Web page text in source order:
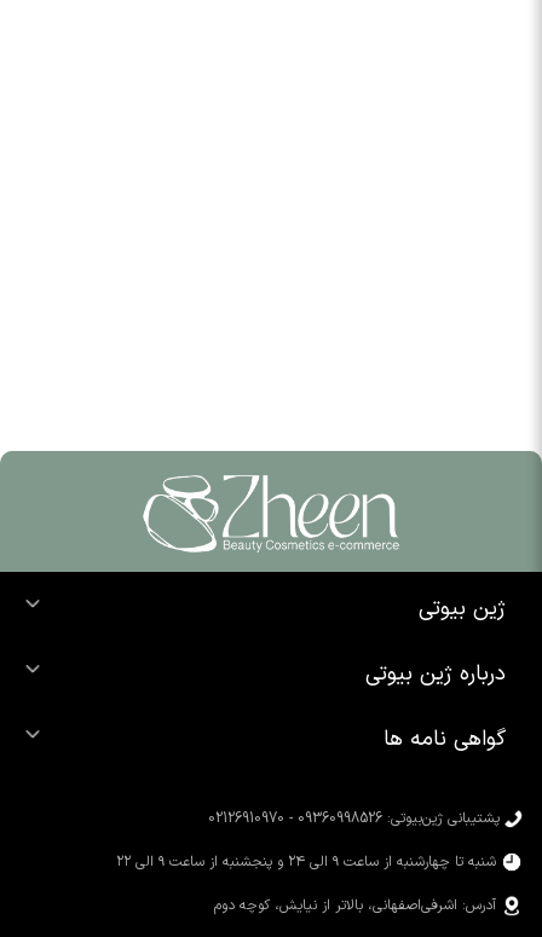
ژین بیوتی
خرید شوینده صورت
خرید رژ لب
درباره ژین بیوتی
تماس با ما
محصولات سیمپل
گواهی نامه ها
پشتیبانی ژین‌بیوتی: 09360998526 - 02126910970
شنبه تا چهارشنبه از ساعت ۹ الی ۲۴ و پنجشنبه از ساعت ۹ الی ۲۲
آدرس: اشرفی‌اصفهانی، بالاتر از نیایش، کوچه دوم